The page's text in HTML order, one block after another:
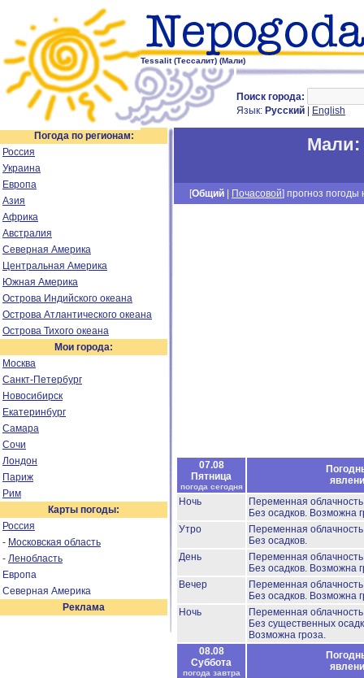
Tessalit (Тессалит) (Мали)
Поиск города:
Язык: Русский English
Погода по регионам:
Россия
Украина
Европа
Азия
Африка
Австралия
Северная Америка
Центральная Америка
Южная Америка
Острова Индийского океана
Острова Атлантического океана
Острова Тихого океана
Мои города:
Москва
Санкт-Петербург
Новосибирск
Екатеринбург
Самара
Сочи
Лондон
Париж
Рим
Карты погоды:
Россия
- Московская область
- Ленобласть
Европа
Северная Америка
Реклама
Мали:
[Общий Почасовой] прогноз погоды
07.08
Пятница
погода сегодня
Ночь
Переменная
Без осадков. Возможна
Утро
Переменная
Без осадков.
День
Переменная
Без осадков. Возможна
Вечер
Переменная
Без осадков. Возможна
Ночь
Переменная
Без существенных
Возможна гроза.
08.08
Суббота
погода завтра